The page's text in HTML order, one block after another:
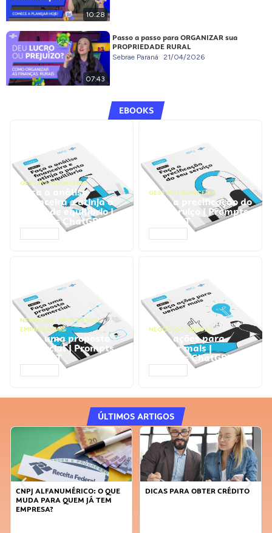
10:28
07:43
Passo a passo para ORGANIZAR sua
PROPRIEDADE RURAL
Sebrae Paraná 21/04/2026
EBOOKS
GESTÃO FINANCEIRA
Faça a análise
financeira e atinja o
ponto de equilíbrio |
Prompts ChatGPT
GESTÃO FINANCEIRA
Faça a precificação do
seu serviço | Prompts
ChatGPT
NEGÓCIOS, PROCESSOS
EMPRESARIAIS
Faça uma proposta
comercial | Prompts
ChatGPT
NEGÓCIOS, VENDAS
Faça ações para
vender mais |
Prompts ChatGPT
ÚLTIMOS ARTIGOS
DICAS PARA OBTER CRÉDITO
FAÇA A DIFERENÇA: SEJA